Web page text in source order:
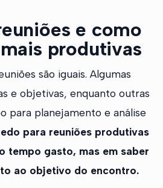
e como
produtivas
são iguais. Algumas
e objetivas, enquanto outras
para planejamento e análise
para reuniões produtivas
tempo gasto, mas em saber
ao objetivo do encontro.